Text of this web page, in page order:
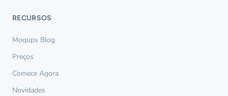
RECURSOS
Moqups Blog
Preços
Comece Agora
Novidades